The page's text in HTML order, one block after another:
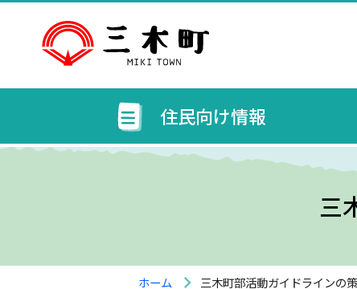
住民向け情報
三
ホーム 三木町部活動ガイドラインの